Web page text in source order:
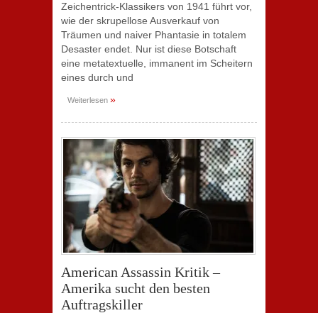
Zeichentrick-Klassikers von 1941 führt vor,
wie der skrupellose Ausverkauf von
Träumen und naiver Phantasie in totalem
Desaster endet. Nur ist diese Botschaft
eine metatextuelle, immanent im Scheitern
eines durch und
Weiterlesen »
American Assassin Kritik –
Amerika sucht den besten
Auftragskiller